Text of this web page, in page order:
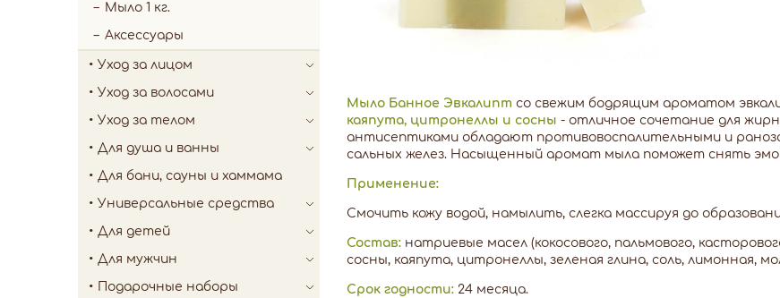
Мыло 1 кг.
Аксессуары
Уход за лицом
Уход за волосами
Уход за телом
Для душа и ванны
Для бани, сауны и хаммама
Универсальные средства
Для детей
Для мужчин
Подарочные наборы
Мыло Банное Эвкалипт со свежим бодрящим ароматом
каяпута, цитронеллы и сосны - отличное сочетание для
антисептиками обладают противовоспалительными и
сальных желез. Насыщенный аромат мыла поможет снять
Применение:
Смочить кожу водой, намылить, слегка массируя до
Состав: натриевые масел (кокосового, пальмового,
сосны, каяпута, цитронеллы, зеленая глина, соль, лимонная,
Срок годности: 24 месяца.